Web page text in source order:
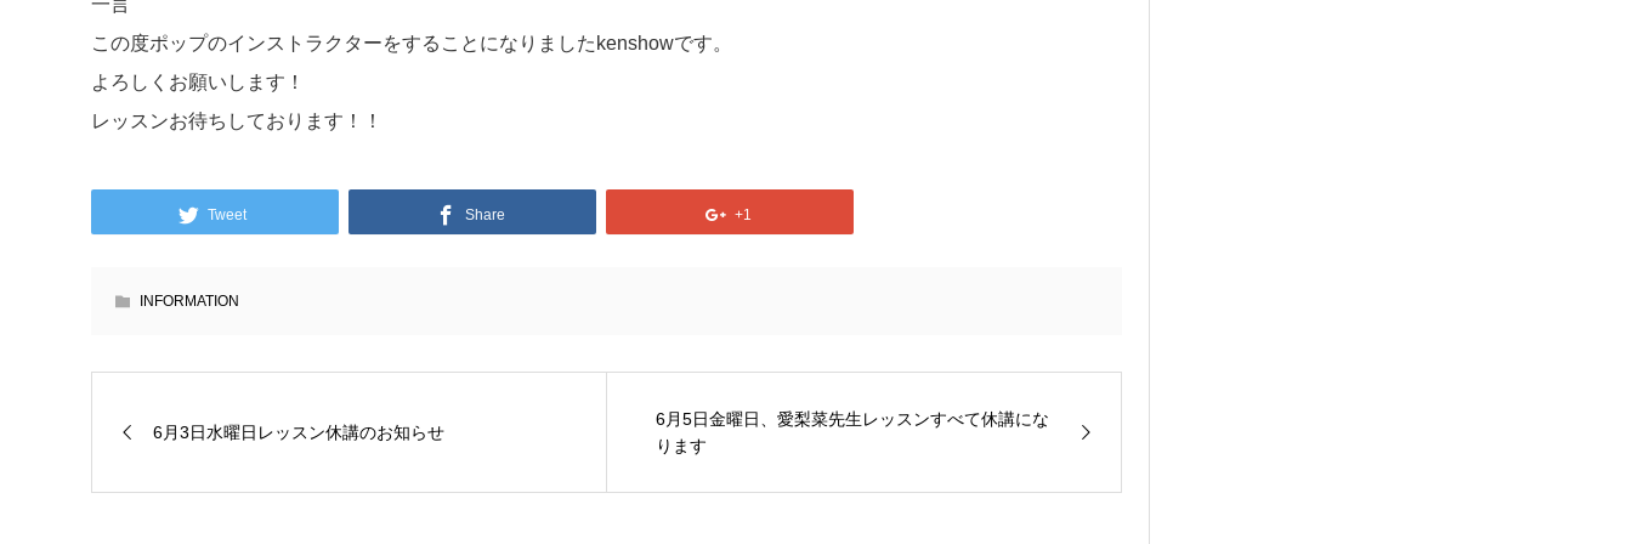
一言
この度ポップのインストラクターをすることになりましたkenshowです。
よろしくお願いします！
レッスンお待ちしております！！
Tweet Share +1
INFORMATION
6月3日水曜日レッスン休講のお知らせ
6月5日金曜日、愛梨菜先生レッスンすべて休講にな
ります